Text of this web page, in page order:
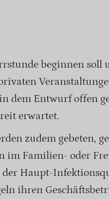
beginnen soll
dem Entwurf offen
erwartet.
zudem gebeten,
im Familien- oder
der Haupt-
ihren